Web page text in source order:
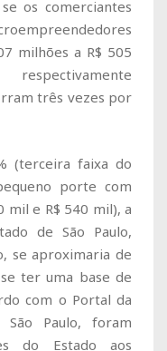
os comerciantes
milhões a R$ 505
três vezes por
(terceira faixa do
porte com
mil e R$ 540 mil), a
de São Paulo,
se aproximaria de
ter uma base de
com o Portal da
São Paulo, foram
do Estado aos